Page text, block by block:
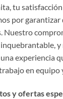
tu
por garantizar
Nuestro
experiencia
en equipo
y ofertas